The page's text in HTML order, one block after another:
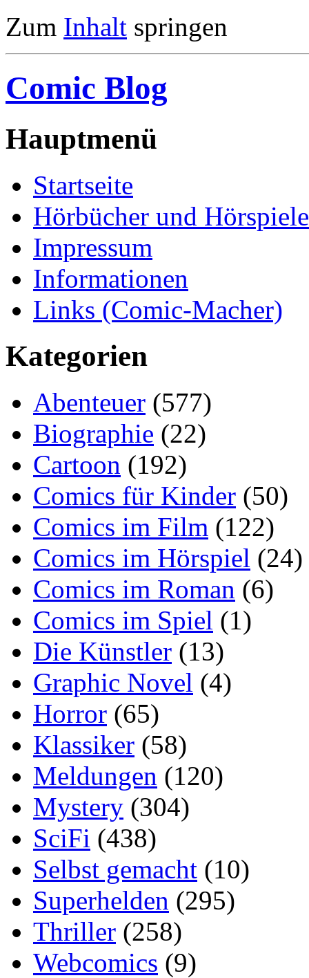
Zum Inhalt springen
Comic Blog
Hauptmenü
Startseite
Hörbücher und Hörspiele
Impressum
Informationen
Links (Comic-Macher)
Kategorien
Abenteuer (577)
Biographie (22)
Cartoon (192)
Comics für Kinder (50)
Comics im Film (122)
Comics im Hörspiel (24)
Comics im Roman (6)
Comics im Spiel (1)
Die Künstler (13)
Graphic Novel (4)
Horror (65)
Klassiker (58)
Meldungen (120)
Mystery (304)
SciFi (438)
Selbst gemacht (10)
Superhelden (295)
Thriller (258)
Webcomics (9)